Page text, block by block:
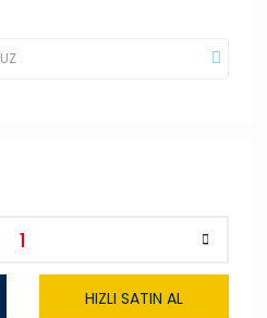
HIZLI SATIN AL